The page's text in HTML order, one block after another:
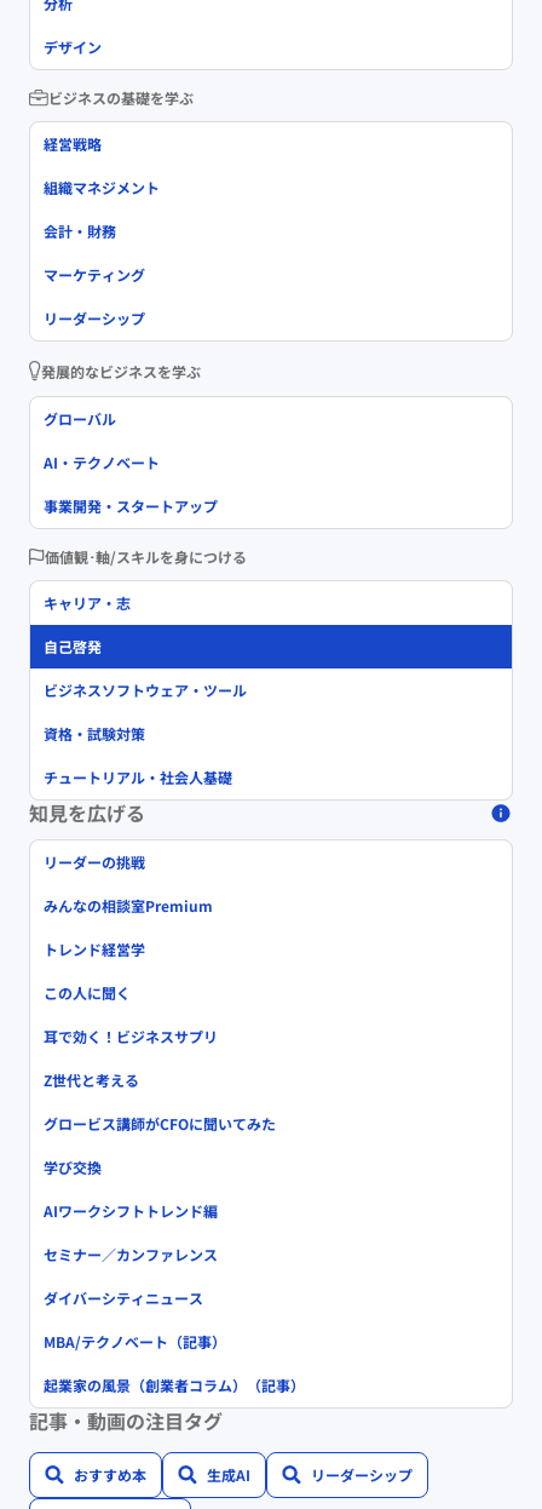
デザイン
ビジネスの基礎を学ぶ
経営戦略
組織マネジメント
会計・財務
マーケティング
リーダーシップ
発展的なビジネスを学ぶ
グローバル
AI・テクノベート
事業開発・スタートアップ
価値観･軸/スキルを身につける
キャリア・志
自己啓発
ビジネスソフトウェア・ツール
資格・試験対策
チュートリアル・社会人基礎
知見を広げる
リーダーの挑戦
みんなの相談室Premium
トレンド経営学
この人に聞く
耳で効く！ビジネスサプリ
Z世代と考える
グロービス講師がCFOに聞いてみた
学び交換
AIワークシフトトレンド編
セミナー／カンファレンス
ダイバーシティニュース
MBA/テクノベート（記事）
起業家の風景（創業者コラム）（記事）
記事・動画の注目タグ
おすすめ本 生成AI リーダーシップ